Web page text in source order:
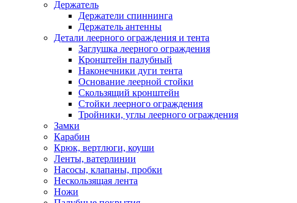
Держатель
Держатели спиннинга
Держатель антенны
Детали леерного ограждения и тента
Заглушка леерного ограждения
Кронштейн палубный
Наконечники дуги тента
Основание леерной стойки
Скользящий кронштейн
Стойки леерного ограждения
Тройники, углы леерного ограждения
Замки
Карабин
Крюк, вертлюги, коуши
Ленты, ватерлинии
Насосы, клапаны, пробки
Нескользящая лента
Ножи